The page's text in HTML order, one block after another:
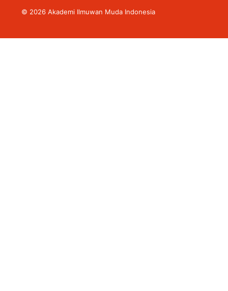
© 2026 Akademi Ilmuwan Muda Indonesia